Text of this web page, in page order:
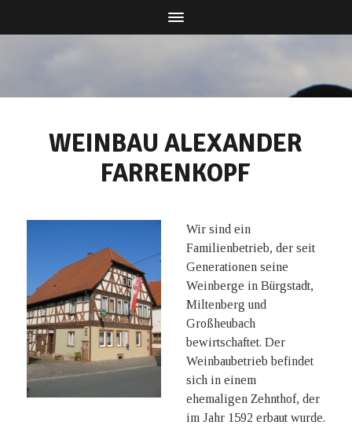
WEINBAU ALEXANDER
FARRENKOPF
Wir sind ein
Familienbetrieb, der seit
Generationen seine
Weinberge in Bürgstadt,
Miltenberg und
Großheubach
bewirtschaftet. Der
Weinbaubetrieb befindet
sich in einem
ehemaligen Zehnthof, der
im Jahr 1592 erbaut wurde.